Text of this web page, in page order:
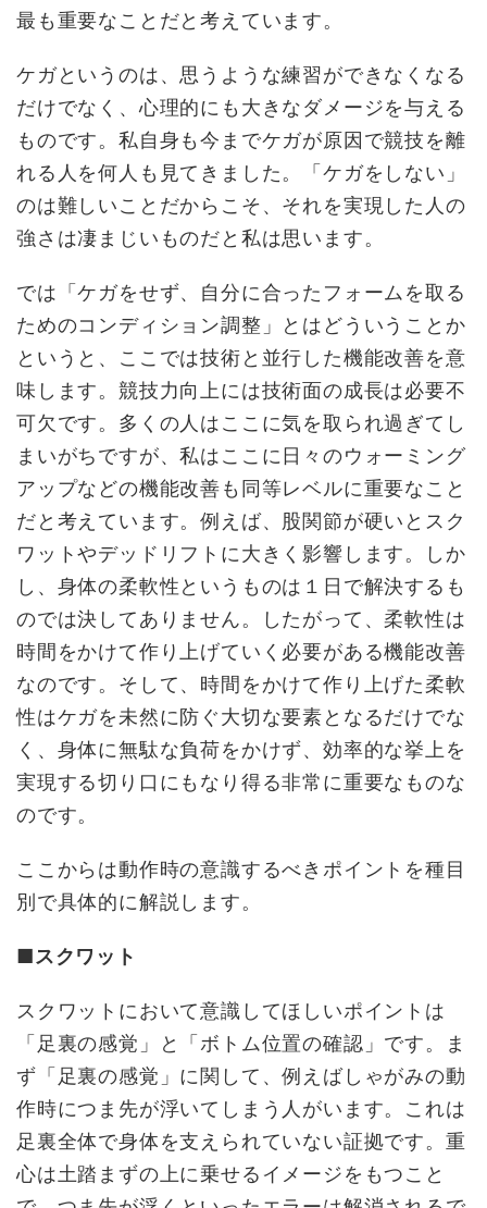
最も重要なことだと考えています。
ケガというのは、思うような練習ができなくなる
だけでなく、心理的にも大きなダメージを与える
ものです。私自身も今までケガが原因で競技を離
れる人を何人も見てきました。「ケガをしない」
のは難しいことだからこそ、それを実現した人の
強さは凄まじいものだと私は思います。
では「ケガをせず、自分に合ったフォームを取る
ためのコンディション調整」とはどういうことか
というと、ここでは技術と並行した機能改善を意
味します。競技力向上には技術面の成長は必要不
可欠です。多くの人はここに気を取られ過ぎてし
まいがちですが、私はここに日々のウォーミング
アップなどの機能改善も同等レベルに重要なこと
だと考えています。例えば、股関節が硬いとスク
ワットやデッドリフトに大きく影響します。しか
し、身体の柔軟性というものは１日で解決するも
のでは決してありません。したがって、柔軟性は
時間をかけて作り上げていく必要がある機能改善
なのです。そして、時間をかけて作り上げた柔軟
性はケガを未然に防ぐ大切な要素となるだけでな
く、身体に無駄な負荷をかけず、効率的な挙上を
実現する切り口にもなり得る非常に重要なものな
のです。
ここからは動作時の意識するべきポイントを種目
別で具体的に解説します。
■スクワット
スクワットにおいて意識してほしいポイントは
「足裏の感覚」と「ボトム位置の確認」です。ま
ず「足裏の感覚」に関して、例えばしゃがみの動
作時につま先が浮いてしまう人がいます。これは
足裏全体で身体を支えられていない証拠です。重
心は土踏まずの上に乗せるイメージをもつこと